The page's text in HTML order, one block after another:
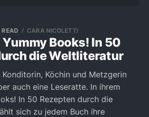
Books! In 50
die Weltliteratur
CARA NICOLETTI
Köchin und Metzgerin
auch eine Leseratte. In ihrem
In 50 Rezepten durch die
sich zu jedem Buch ihre